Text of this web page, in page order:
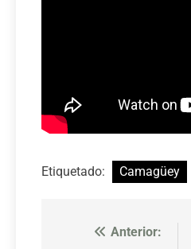
Etiquetado: Camagüey
Navegación
Anterior: